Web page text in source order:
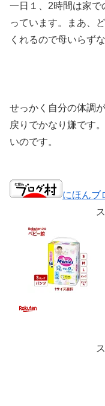
一日１、2時間は家で
っています。まあ、
くれるので母いらず
せっかく自分の体調
戻りでかなり嫌です
いのです。
にほんブ